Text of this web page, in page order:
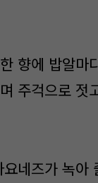
향에 밥알마
주걱으로 젓
네즈가 녹아